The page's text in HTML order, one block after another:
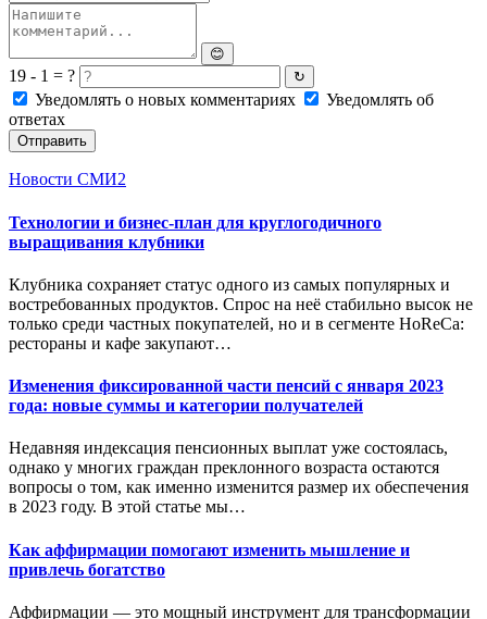
😊
19 - 1 = ? ↻
Уведомлять о новых комментариях
Уведомлять об
ответах
Отправить
Новости СМИ2
Технологии и бизнес-план для круглогодичного
выращивания клубники
Клубника сохраняет статус одного из самых популярных и
востребованных продуктов. Спрос на неё стабильно высок не
только среди частных покупателей, но и в сегменте HoReCa:
рестораны и кафе закупают…
Изменения фиксированной части пенсий с января 2023
года: новые суммы и категории получателей
Недавняя индексация пенсионных выплат уже состоялась,
однако у многих граждан преклонного возраста остаются
вопросы о том, как именно изменится размер их обеспечения
в 2023 году. В этой статье мы…
Как аффирмации помогают изменить мышление и
привлечь богатство
Аффирмации — это мощный инструмент для трансформации